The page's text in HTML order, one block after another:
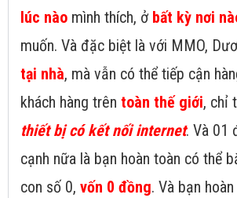
lúc nào mình thích, ở bất kỳ nơi
muốn. Và đặc biệt là với MMO,
tại nhà, mà vẫn có thể tiếp cận
khách hàng trên toàn thế giới, chỉ
thiết bị có kết nối internet. Và 01
cạnh nữa là bạn hoàn toàn có thể
con số 0, vốn 0 đồng. Và bạn